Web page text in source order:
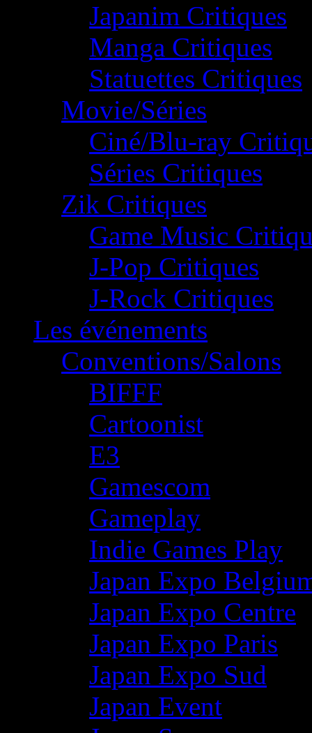
Japanim Critiques
Manga Critiques
Statuettes Critiques
Movie/Séries
Ciné/Blu-ray
Séries Critiques
Zik Critiques
Game Music
J-Pop Critiques
J-Rock Critiques
Les événements
Conventions/Salons
BIFFF
Cartoonist
E3
Gamescom
Gameplay
Indie Games Play
Japan Expo
Japan Expo Centre
Japan Expo Paris
Japan Expo Sud
Japan Event